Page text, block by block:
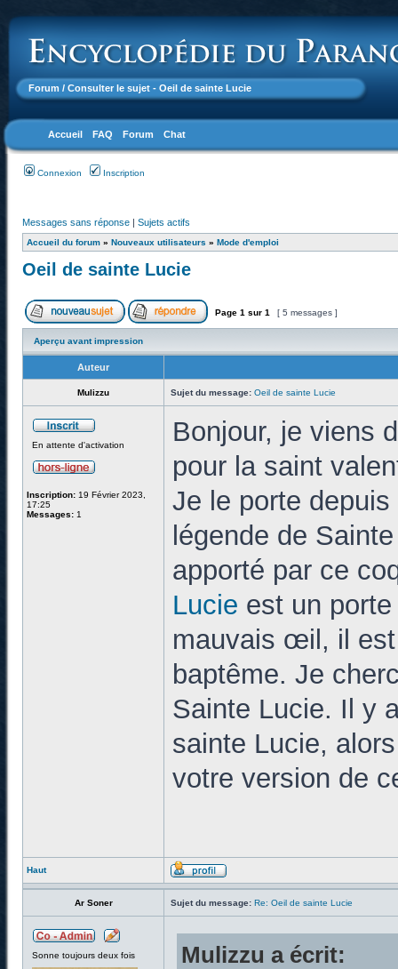
Forum / Consulter le sujet - Oeil de sainte Lucie
Accueil FAQ Forum Chat
Connexion Inscription
Messages sans réponse | Sujets actifs
Accueil du forum » Nouveaux utilisateurs » Mode d'emploi
Oeil de sainte Lucie
Page 1 sur 1 [ 5 messages ]
Aperçu avant impression
Auteur
Mulizzu Sujet du message: Oeil de sainte Lucie
En attente d'activation
Inscription: 19 Février 2023,
17:25
Messages: 1
Bonjour, je viens
pour la saint
Je le porte
légende de
apporté par ce
Lucie est un
mauvais œil, il
baptême. Je
Sainte Lucie. Il y
sainte Lucie,
votre version de
Haut
Ar Soner Sujet du message: Re: Oeil de sainte Lucie
Sonne toujours deux fois Mulizzu a écrit: